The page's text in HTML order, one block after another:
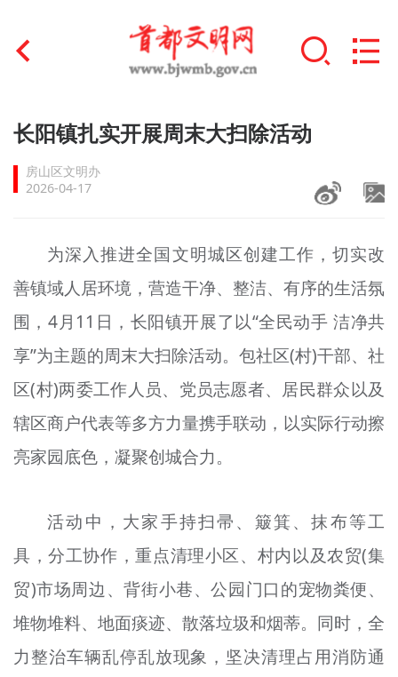
首页
文明创建
文明培育
+
未成年人思想道德建设
榜样人物
+
身边好人
文明评论
北京宣传文化引导基金
专题
资料库
+
长阳镇扎实开展周末大扫除活动
房山区文明办
2026-04-17
为深入推进全国文明城区创建工作，切实改
善镇域人居环境，营造干净、整洁、有序的生活氛
围，4月11日，长阳镇开展了以“全民动手 洁净共
享”为主题的周末大扫除活动。包社区(村)干部、社
区(村)两委工作人员、党员志愿者、居民群众以及
辖区商户代表等多方力量携手联动，以实际行动擦
亮家园底色，凝聚创城合力。
活动中，大家手持扫帚、簸箕、抹布等工
具，分工协作，重点清理小区、村内以及农贸(集
贸)市场周边、背街小巷、公园门口的宠物粪便、
堆物堆料、地面痰迹、散落垃圾和烟蒂。同时，全
力整治车辆乱停乱放现象，坚决清理占用消防通